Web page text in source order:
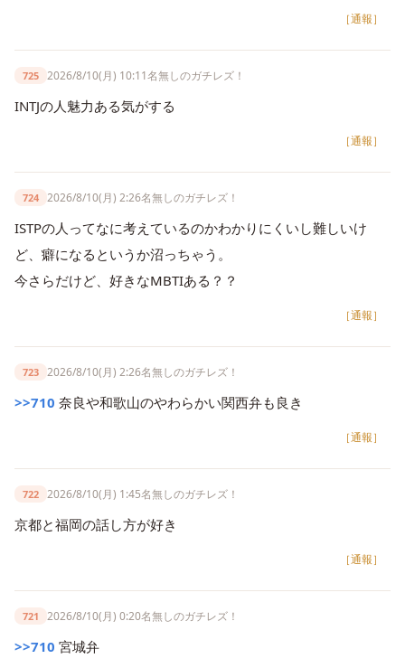
［通報］
725 2026/8/10(月) 10:11名無しのガチレズ！
INTJの人魅力ある気がする
［通報］
724 2026/8/10(月) 2:26名無しのガチレズ！
ISTPの人ってなに考えているのかわかりにくいし難しいけ
ど、癖になるというか沼っちゃう。
今さらだけど、好きなMBTIある？？
［通報］
723 2026/8/10(月) 2:26名無しのガチレズ！
>>710 奈良や和歌山のやわらかい関西弁も良き
［通報］
722 2026/8/10(月) 1:45名無しのガチレズ！
京都と福岡の話し方が好き
［通報］
721 2026/8/10(月) 0:20名無しのガチレズ！
>>710 宮城弁